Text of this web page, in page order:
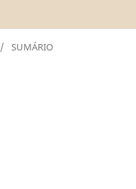
/ SUMÁRIO